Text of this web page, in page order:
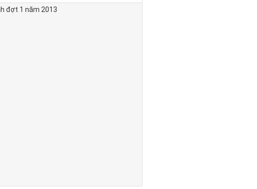
đợt 1 năm 2013